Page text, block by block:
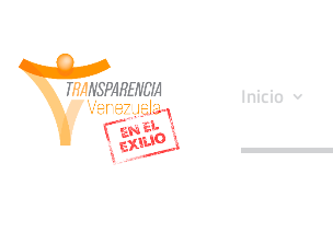
Inicio